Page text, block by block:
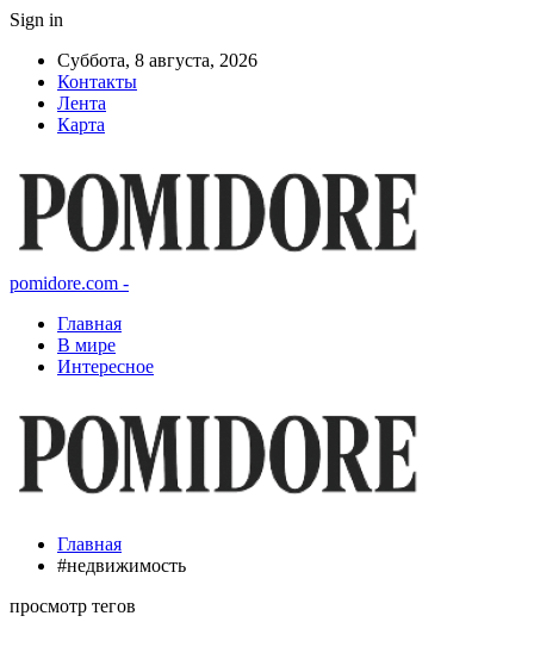
Sign in
Суббота, 8 августа, 2026
Контакты
Лента
Карта
pomidore.com -
Главная
В мире
Интересное
Главная
#недвижимость
просмотр тегов